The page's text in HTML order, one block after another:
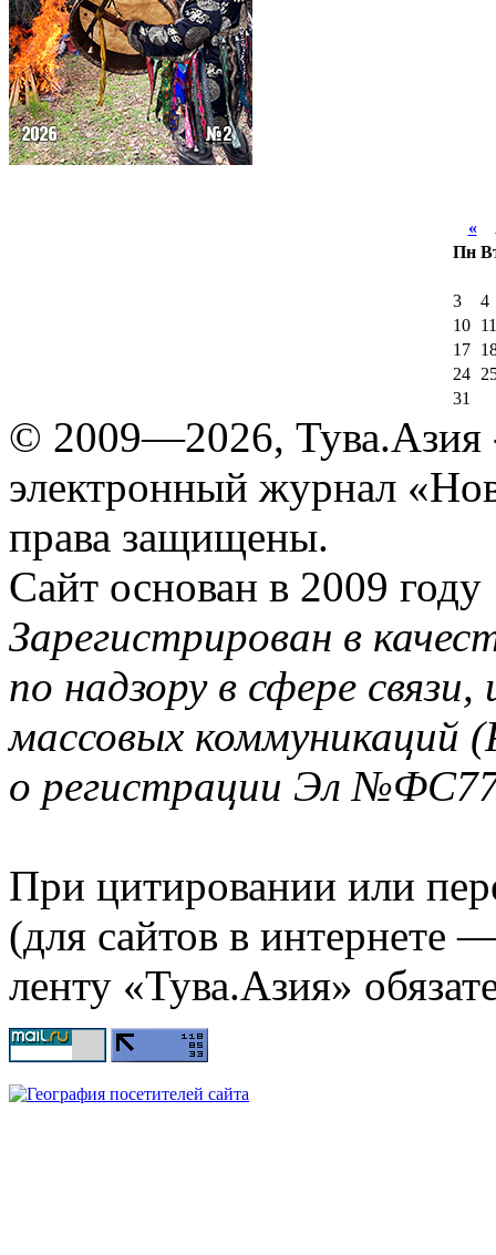
«
Пн
3
4
10
11
17
24
31
© 2009—2026, Тува.Азия
электронный журнал
права защищены.
Сайт основан в 2009 году
Зарегистрирован в
по надзору в сфере
массовых коммуникаций
о регистрации Эл
При цитировании или
(для сайтов в интернете
ленту «Тува.Азия»